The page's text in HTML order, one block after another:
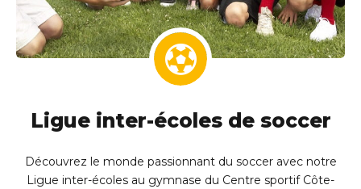
Ligue inter-écoles de soccer
Découvrez le monde passionnant du soccer avec notre
Ligue inter-écoles au gymnase du Centre sportif Côte-